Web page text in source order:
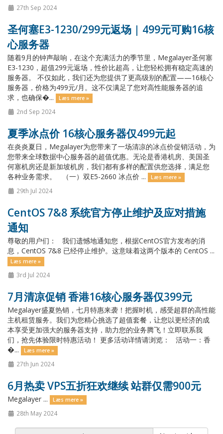
27th Sep 2024
圣何塞E3-1230/299元返场 | 499元可购16核
心服务器
随着9月的钟声敲响，在这个充满活力的季节里，Megalayer圣何塞
E3-1230，超值299元返场，性价比超高，让您轻松拥有稳定高速的
服务器。 不仅如此，我们还为您提供了更高级别的配置——16核心
服务器，价格为499元/月。这不仅满足了您对高性能服务器的追
求，也确保�...
Læs mere »
2nd Sep 2024
夏季冰点价 16核心服务器仅499元起
在炎炎夏日，Megalayer为您带来了一场清凉的冰点价促销活动，为
您带来全球数据中心服务器的超值优惠。无论是香港机房、美国圣
何塞机房还是新加坡机房，我们都有多样的配置供您选择，满足您
各种业务需求。 （一）双E5-2660 冰点价 ...
Læs mere »
29th Jul 2024
CentOS 7&8 系统官方停止维护及应对措施
通知
尊敬的用户们： 我们遗憾地通知您，根据CentOS官方发布的消
息，CentOS 7&8 已经停止维护。这意味着这两个版本的 CentOS ...
Læs mere »
3rd Jul 2024
7月清凉促销 香港16核心服务器仅399元
Megalayer盛夏热销，七月特惠来袭！把握时机，感受超群的高性能
主机租赁服务。我们为您精心挑选了超值套餐，让您以更经济的成
本享受更加强大的服务器支持，助力您的业务腾飞！立即联系我
们，抢先体验限时特惠活动！ 更多活动详情请浏览： 活动一：香
�...
Læs mere »
27th Jun 2024
6月热卖 VPS五折狂欢继续 站群仅需900元
Megalayer ... Læs mere »
28th May 2024